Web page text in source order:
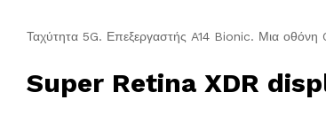
Ταχύτητα 5G. Επεξεργαστής A14 Bionic. Μια οθόνη
Super Retina XDR